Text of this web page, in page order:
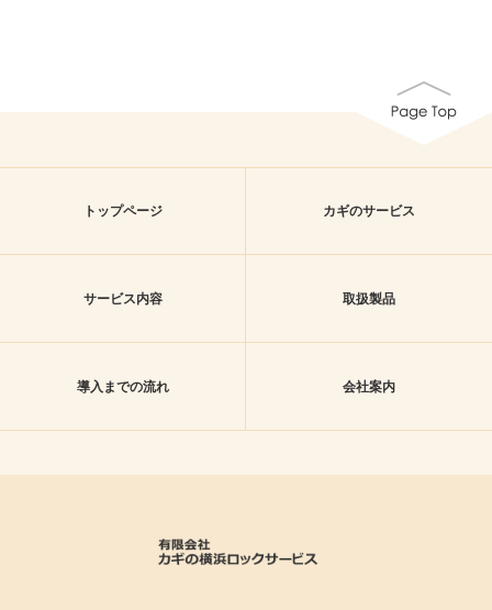
トップページ カギのサービス
サービス内容 取扱製品
導入までの流れ 会社案内